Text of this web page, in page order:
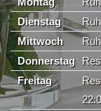
Dienstag
Mittwoch
Donnerstag
Freitag